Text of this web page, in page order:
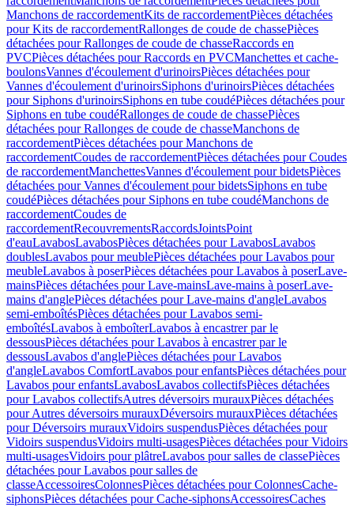
Manchons de raccordementKits de raccordementPièces détachées
pour Kits de raccordementRallonges de coude de chassePièces
détachées pour Rallonges de coude de chasseRaccords en
PVCPièces détachées pour Raccords en PVCManchettes et cache-
boulonsVannes d'écoulement d'urinoirsPièces détachées pour
Vannes d'écoulement d'urinoirsSiphons d'urinoirsPièces détachées
pour Siphons d'urinoirsSiphons en tube coudéPièces détachées pour
Siphons en tube coudéRallonges de coude de chassePièces
détachées pour Rallonges de coude de chasseManchons de
raccordementPièces détachées pour Manchons de
raccordementCoudes de raccordementPièces détachées pour Coudes
de raccordementManchettesVannes d'écoulement pour bidetsPièces
détachées pour Vannes d'écoulement pour bidetsSiphons en tube
coudéPièces détachées pour Siphons en tube coudéManchons de
raccordementCoudes de
raccordementRecouvrementsRaccordsJointsPoint
d'eauLavabosLavabosPièces détachées pour LavabosLavabos
doublesLavabos pour meublePièces détachées pour Lavabos pour
meubleLavabos à poserPièces détachées pour Lavabos à poserLave-
mainsPièces détachées pour Lave-mainsLave-mains à poserLave-
mains d'anglePièces détachées pour Lave-mains d'angleLavabos
semi-emboîtésPièces détachées pour Lavabos semi-
emboîtésLavabos à emboîterLavabos à encastrer par le
dessousPièces détachées pour Lavabos à encastrer par le
dessousLavabos d'anglePièces détachées pour Lavabos
d'angleLavabos ComfortLavabos pour enfantsPièces détachées pour
Lavabos pour enfantsLavabosLavabos collectifsPièces détachées
pour Lavabos collectifsAutres déversoirs murauxPièces détachées
pour Autres déversoirs murauxDéversoirs murauxPièces détachées
pour Déversoirs murauxVidoirs suspendusPièces détachées pour
Vidoirs suspendusVidoirs multi-usagesPièces détachées pour Vidoirs
multi-usagesVidoirs pour plâtreLavabos pour salles de classePièces
détachées pour Lavabos pour salles de
classeAccessoiresColonnesPièces détachées pour ColonnesCache-
siphonsPièces détachées pour Cache-siphonsAccessoiresCaches